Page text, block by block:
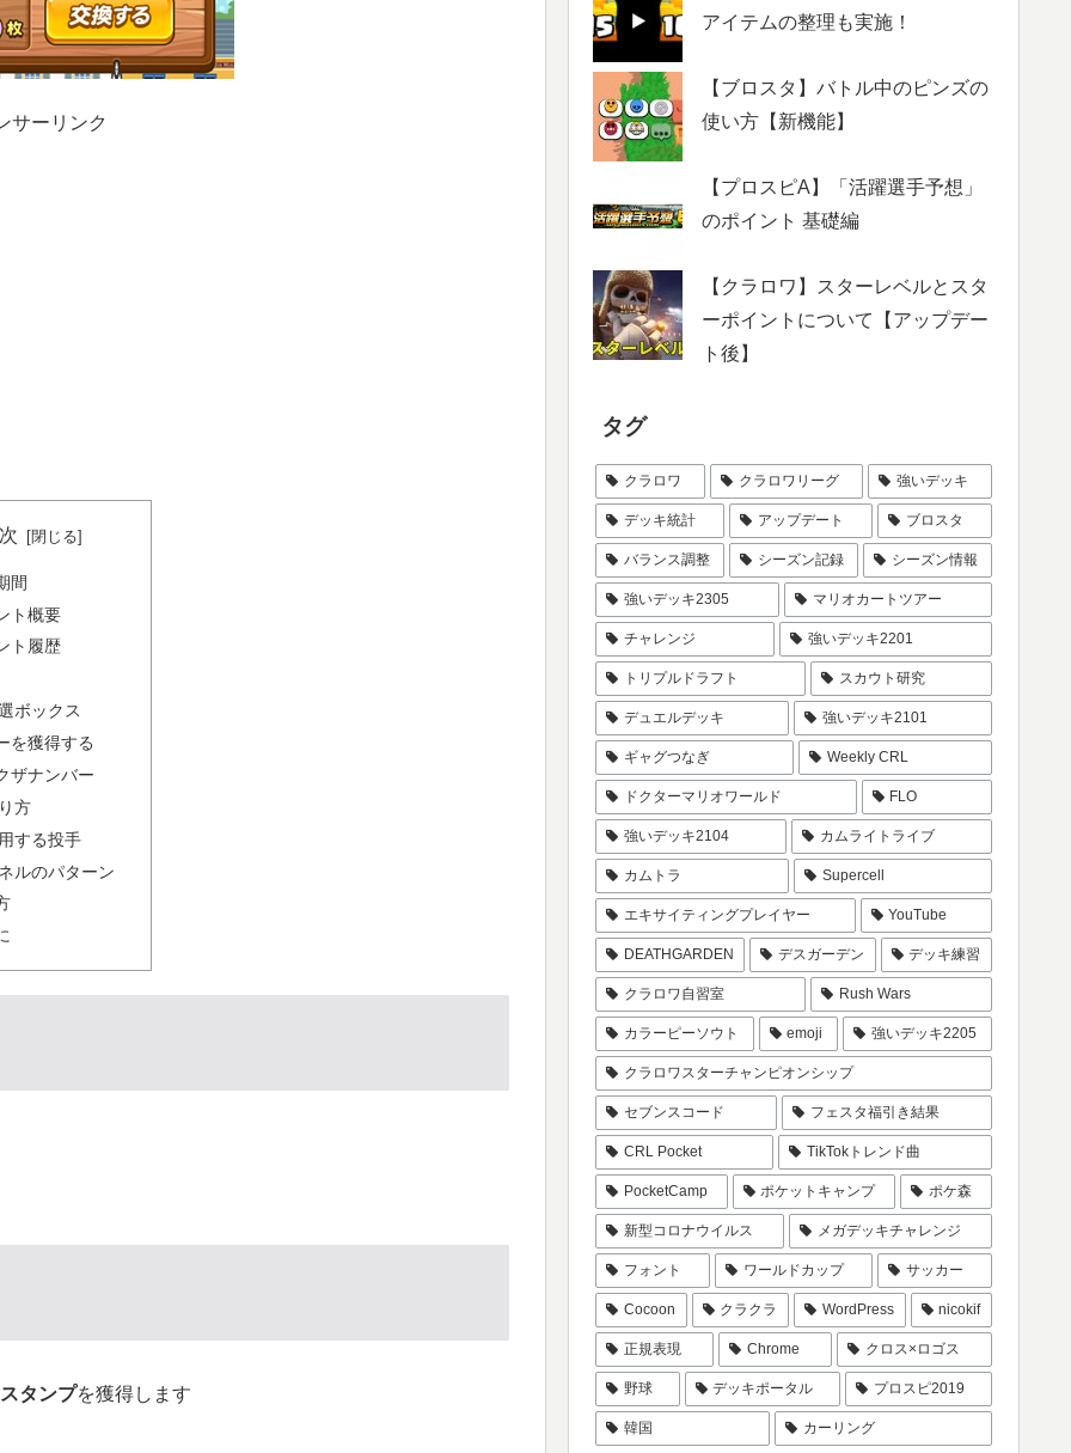
サーリンク
間
ト概要
ト履歴
ボックス
を獲得する
ザナンバー
方
する投手
ルのパターン
スタンプを獲得します
アイテムの整理も実施！
【ブロスタ】バトル中のピンズの
使い方【新機能】
【プロスピA】「活躍選手予想」
のポイント 基礎編
【クラロワ】スターレベルとスタ
ーポイントについて【アップデー
ト後】
タグ
クラロワ クラロワリーグ 強いデッキ
デッキ統計 アップデート ブロスタ
バランス調整 シーズン記録 シーズン情報
強いデッキ2305 マリオカートツアー
チャレンジ 強いデッキ2201
トリプルドラフト スカウト研究
デュエルデッキ 強いデッキ2101
ギャグつなぎ Weekly CRL
ドクターマリオワールド FLO
強いデッキ2104 カムライトライブ
カムトラ Supercell
エキサイティングプレイヤー YouTube
DEATHGARDEN デスガーデン デッキ練習
クラロワ自習室 Rush Wars
カラーピーソウト emoji 強いデッキ2205
クラロワスターチャンピオンシップ
セブンスコード フェスタ福引き結果
CRL Pocket TikTokトレンド曲
PocketCamp ポケットキャンプ ポケ森
新型コロナウイルス メガデッキチャレンジ
フォント ワールドカップ サッカー
Cocoon クラクラ WordPress nicokif
正規表現 Chrome クロス×ロゴス
野球 デッキポータル プロスピ2019
韓国 カーリング